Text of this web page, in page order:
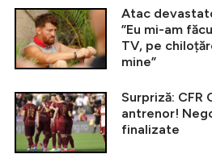
Atac
”Eu mi-am
TV, pe
mine”
Surpriză: CFR
antrenor!
finalizate